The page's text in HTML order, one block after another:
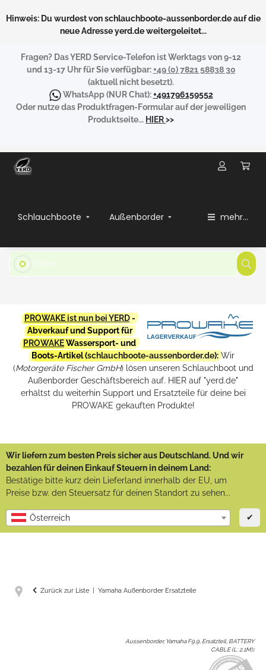
Hinweis: Du wurdest von schlauchboote-aussenborder.de auf die
neue Adresse yerd.de weitergeleitet...
Fragen? Das YERD Service-Telefon ist Werktags von 9-12
und 13-17 Uhr für Sie verfügbar:+49 (0) 7821 58838 30
(aktuell nicht besetzt).
WhatsApp(NUR Chat):+491796159552
Oder nutze das Produktfragen-Formular auf der jeweiligen
Produktseite... HIER>>
Schlauchboote Außenborder mehr...
PROWAKE ist nun bei YERD-
Abverkauf und Support für
PROWAKEWassersport- und
Boots-Artikel (schlauchboote-aussenborder.de): Wir
(Motorgeräte Fischer GmbH) lösen unseren Schlauchboot und
Außenborder Geschäftsbereich auf. HIER auf "yerd.de"
erhältst du weiterhin Support und Ersatzteile für deine bei
PROWAKE gekauften Produkte!
Wir liefern zum besten Preis sicher aus Deutschland. Und wir
bezahlen für deinen Einkauf Steuern in deinem Land:
Bestätige bitte kurz dein Lieferland innerhalb der EU, um
Preise bzw. den Steuersatz für deinen Standort zu sehen...
Österreich ✔
Zurück zur Liste Yamaha Außenborder Ersatzteile
Aussenborder, Yamaha F9.9, Ersatzteil, BATTERY
CABLE (L: 2.1M):